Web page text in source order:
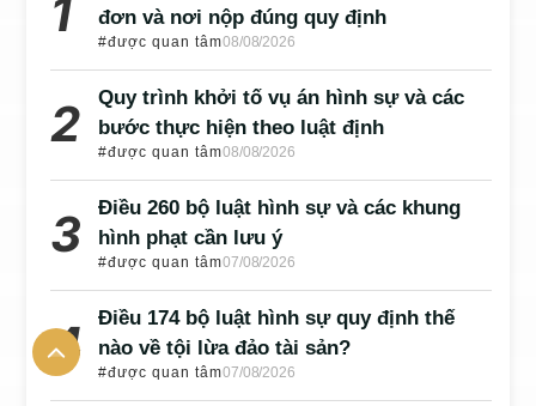
đơn và nơi nộp đúng quy định
#được quan tâm08/08/2026
Quy trình khởi tố vụ án hình sự và các
bước thực hiện theo luật định
#được quan tâm08/08/2026
Điều 260 bộ luật hình sự và các khung
hình phạt cần lưu ý
#được quan tâm07/08/2026
Điều 174 bộ luật hình sự quy định thế
nào về tội lừa đảo tài sản?
#được quan tâm07/08/2026